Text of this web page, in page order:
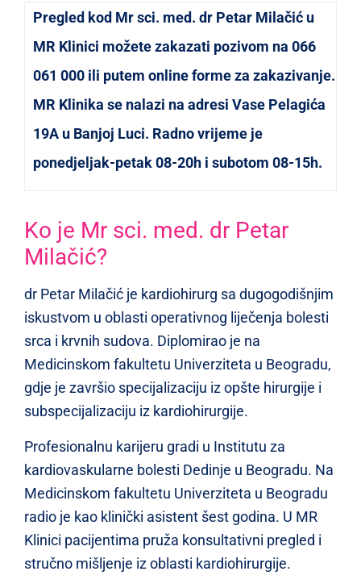
Pregled kod Mr sci. med. dr Petar Milačić u
MR Klinici možete zakazati pozivom na 066
061 000 ili putem online forme za zakazivanje.
MR Klinika se nalazi na adresi Vase Pelagića
19A u Banjoj Luci. Radno vrijeme je
ponedjeljak-petak 08-20h i subotom 08-15h.
Ko je Mr sci. med. dr Petar
Milačić?
dr Petar Milačić je kardiohirurg sa dugogodišnjim
iskustvom u oblasti operativnog liječenja bolesti
srca i krvnih sudova. Diplomirao je na
Medicinskom fakultetu Univerziteta u Beogradu,
gdje je završio specijalizaciju iz opšte hirurgije i
subspecijalizaciju iz kardiohirurgije.
Profesionalnu karijeru gradi u Institutu za
kardiovaskularne bolesti Dedinje u Beogradu. Na
Medicinskom fakultetu Univerziteta u Beogradu
radio je kao klinički asistent šest godina. U MR
Klinici pacijentima pruža konsultativni pregled i
stručno mišljenje iz oblasti kardiohirurgije.